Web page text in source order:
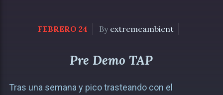
FEBRERO 24 By extremeambient
Pre Demo TAP
Tras una semana y pico trasteando con el